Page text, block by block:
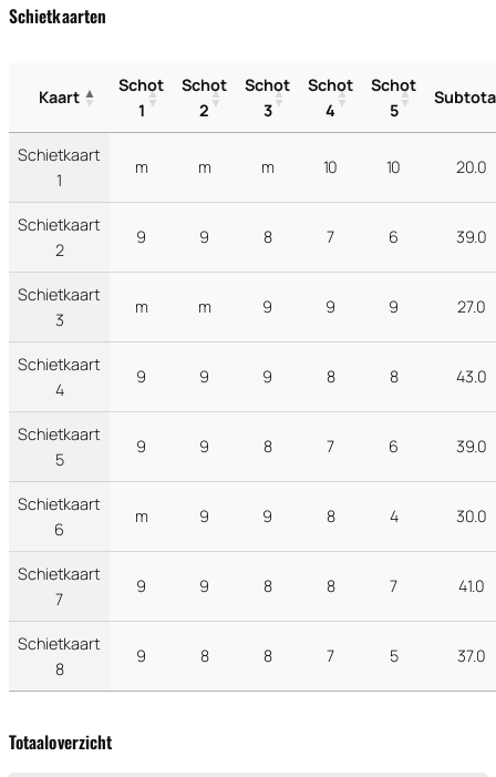
Schietkaarten
Kaart
Schot
1
Schot
2
Schot
3
Schot
4
Schot
5
Schietkaart
1
m m m 10 10 20.0
Schietkaart
2
9 9 8 7 6 39.0
Schietkaart
3
m m 9 9 9 27.0
Schietkaart
4
9 9 9 8 8 43.0
Schietkaart
5
9 9 8 7 6 39.0
Schietkaart
6
m 9 9 8 4 30.0
Schietkaart
7
9 9 8 8 7 41.0
Schietkaart
8
9 8 8 7 5 37.0
Totaaloverzicht